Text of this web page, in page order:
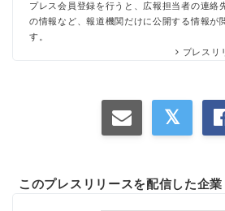
プレス会員登録を行うと、広報担当者の連絡
の情報など、報道機関だけに公開する情報が
す。
プレスリ
このプレスリリースを配信した企